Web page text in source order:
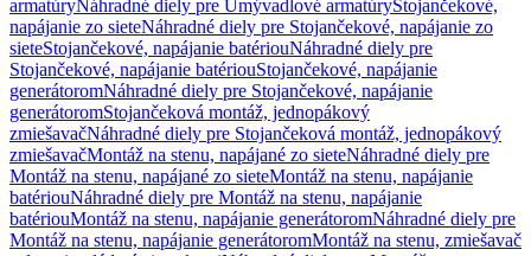
armatúryNáhradné diely pre Umývadlové armatúryStojančekové,
napájanie zo sieteNáhradné diely pre Stojančekové, napájanie zo
sieteStojančekové, napájanie batériouNáhradné diely pre
Stojančekové, napájanie batériouStojančekové, napájanie
generátoromNáhradné diely pre Stojančekové, napájanie
generátoromStojančeková montáž, jednopákový
zmiešavačNáhradné diely pre Stojančeková montáž, jednopákový
zmiešavačMontáž na stenu, napájané zo sieteNáhradné diely pre
Montáž na stenu, napájané zo sieteMontáž na stenu, napájanie
batériouNáhradné diely pre Montáž na stenu, napájanie
batériouMontáž na stenu, napájanie generátoromNáhradné diely pre
Montáž na stenu, napájanie generátoromMontáž na stenu, zmiešavač